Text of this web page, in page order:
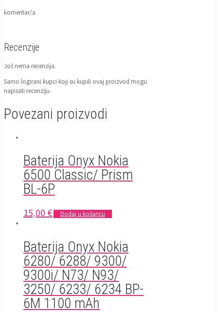
komentar/a
Recenzije
Još nema recenzija.
Samo logirani kupci koji su kupili ovaj proizvod mogu
napisati recenziju.
Povezani proizvodi
Baterija Onyx Nokia
6500 Classic/ Prism
BL-6P
15,00 € Dodaj u košaricu
Baterija Onyx Nokia
6280/ 6288/ 9300/
9300i/ N73/ N93/
3250/ 6233/ 6234 BP-
6M 1100 mAh